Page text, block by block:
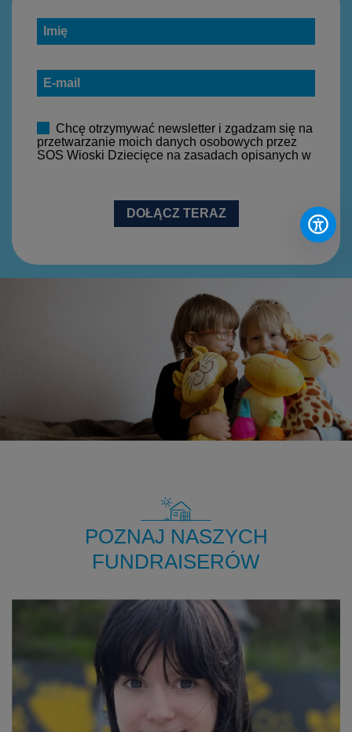
Chcę otrzymywać newsletter i zgadzam się na
przetwarzanie moich danych osobowych przez
SOS Wioski Dziecięce na zasadach opisanych w
POZNAJ NASZYCH
FUNDRAISERÓW